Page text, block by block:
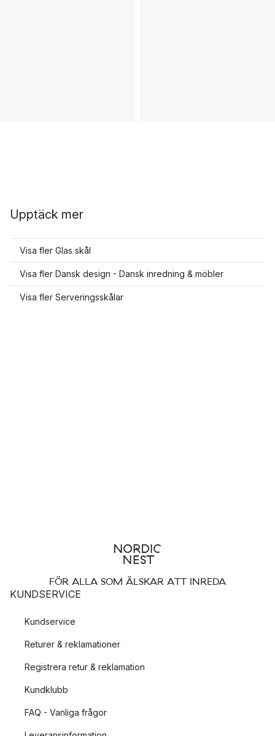
Upptäck mer
Visa fler Glas skål
Visa fler Dansk design - Dansk inredning & möbler
Visa fler Serveringsskålar
FÖR ALLA SOM ÄLSKAR ATT INREDA
KUNDSERVICE
Kundservice
Returer & reklamationer
Registrera retur & reklamation
Kundklubb
FAQ - Vanliga frågor